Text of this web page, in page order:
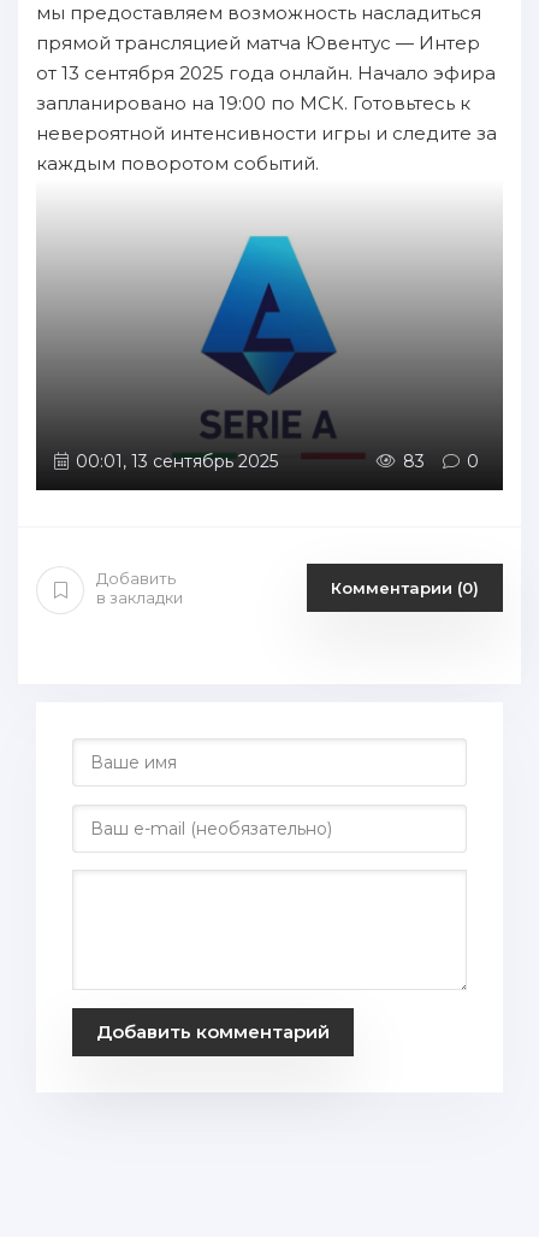
мы предоставляем возможность насладиться
прямой трансляцией матча Ювентус — Интер
от 13 сентября 2025 года онлайн. Начало эфира
запланировано на 19:00 по МСК. Готовьтесь к
невероятной интенсивности игры и следите за
каждым поворотом событий.
00:01, 13 сентябрь 2025 83 0
Добавить
в закладки
Комментарии (0)
Добавить комментарий